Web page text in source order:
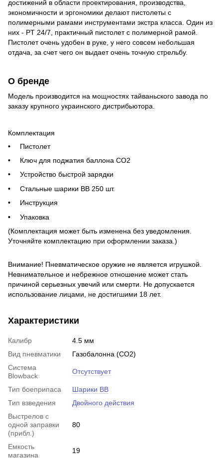
достижений в области проектирования, производства,
экономичности и эргономики делают пистолеты с
полимерными рамами инструментами экстра класса. Один из
них - PT 24/7, практичный пистолет с полимерной рамой.
Пистолет очень удобен в руке, у него совсем небольшая
отдача, за счет чего он выдает очень точную стрельбу.
О бренде
Модель производится на мощностях тайваньского завода по
заказу крупного украинского дистрибьютора.
Комплектация
Пистолет
Ключ для поджатия баллона CO2
Устройство быстрой зарядки
Стальные шарики BB 250 шт.
Инструкция
Упаковка
(Комплектация может быть изменена без уведомления.
Уточняйте комплектацию при оформлении заказа.)
Внимание! Пневматическое оружие не является игрушкой.
Невнимательное и небрежное отношение может стать
причиной серьезных увечий или смерти. Не допускается
использование лицами, не достигшими 18 лет.
Характеристики
Калибр
4.5 мм
Вид пневматики
Газобалонна (CO2)
Система
Blowback
Отсутствует
Тип боеприпаса
Шарики BB
Тип взведения
Двойного действия
Выстрелов с
одной заправки
(прибл.)
80
Емкость
магазина
19